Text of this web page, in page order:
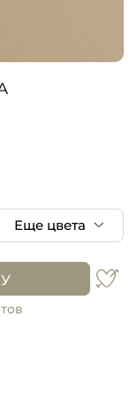
Еще цвета